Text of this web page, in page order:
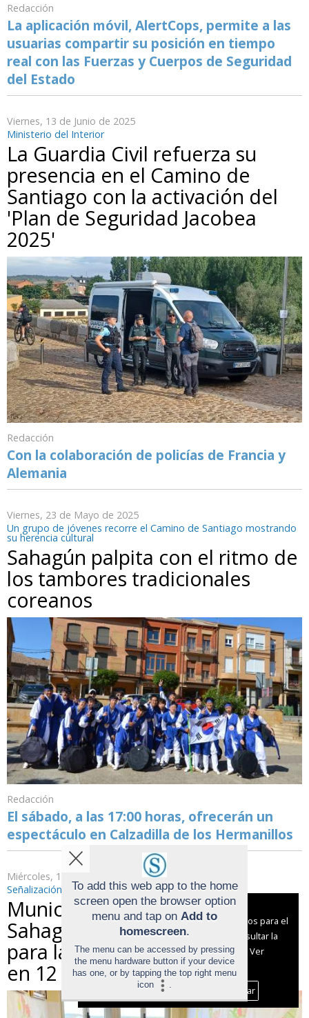
Redacción
La aplicación móvil, AlertCops, permite a las
usuarias compartir su posición en tiempo
real con las Fuerzas y Cuerpos de Seguridad
del Estado
Viernes, 13 de Junio de 2025
Ministerio del Interior
La Guardia Civil refuerza su
presencia en el Camino de
Santiago con la activación del
'Plan de Seguridad Jacobea
2025'
Redacción
Con la colaboración de policías de Francia y
Alemania
Viernes, 23 de Mayo de 2025
Un grupo de jóvenes recorre el Camino de Santiago mostrando
su herencia cultural
Sahagún palpita con el ritmo de
los tambores tradicionales
coreanos
Redacción
El sábado, a las 17:00 horas, ofrecerán un
espectáculo en Calzadilla de los Hermanillos
Miércoles, 14 de Mayo de 2025
Señalización y promoción como primeros pasos
Municipios del Camino Liébana
Sahagún trazan la hoja de ruta
para la reactivación de la senda
en 12 meses
To add this web app to the home
screen open the browser option
menu and tap on Add to
homescreen.
The menu can be accessed by pressing
the menu hardware button if your device
has one, or by tapping the top right menu
icon
.
Aviso sobre el Uso de cookies:
Utilizamos cookies nuestras y de terceros para el
funcionamiento del digital. Puedes consultar la
lista de cookies y como desconectarlas.
Ver
nuestra Política de Privacidad y Cookies
Aceptar Cookies
Personalizar